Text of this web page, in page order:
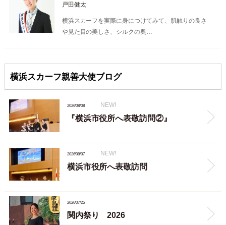
戸田健太
横浜スカーフを実際に身につけてみて、肌触りの良さ
や見た目の美しさ、シルクの奥…
横浜スカーフ親善大使ブログ
2026/08/08 NEW!
『横浜市役所へ表敬訪問②』
2026/08/07 NEW!
横浜市役所へ表敬訪問
2026/07/25
関内祭り 2026